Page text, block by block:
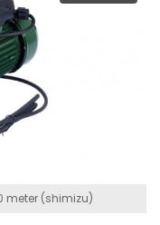
meter (shimizu)